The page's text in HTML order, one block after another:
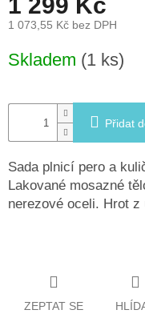
Přihlášení
1 299 Kč
1 073,55 Kč bez DPH
cena:
Skladem (1 ks)
Přidat
Sada plnicí pero a
Lakované mosazné
nerezové oceli. Hrot
ZEPTAT SE